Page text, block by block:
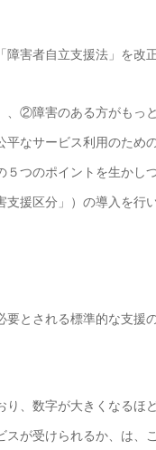
害者自立支援法」を改
②障害のある方がもっ
なサービス利用のため
つのポイントを生かし
援区分」）の導入を行
とされる標準的な支援
、数字が大きくなるほ
が受けられるか、は、